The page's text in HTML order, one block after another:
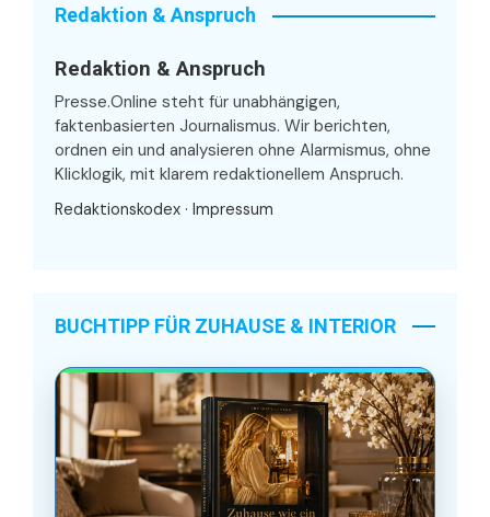
Redaktion & Anspruch
Redaktion & Anspruch
Presse.Online steht für unabhängigen,
faktenbasierten Journalismus. Wir berichten,
ordnen ein und analysieren ohne Alarmismus, ohne
Klicklogik, mit klarem redaktionellem Anspruch.
Redaktionskodex · Impressum
BUCHTIPP FÜR ZUHAUSE & INTERIOR